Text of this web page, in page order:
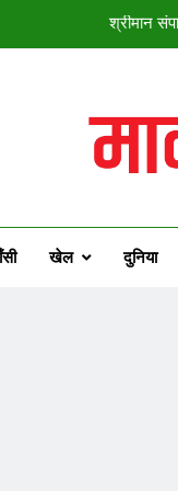
श्रीमान
खेल दुनिया